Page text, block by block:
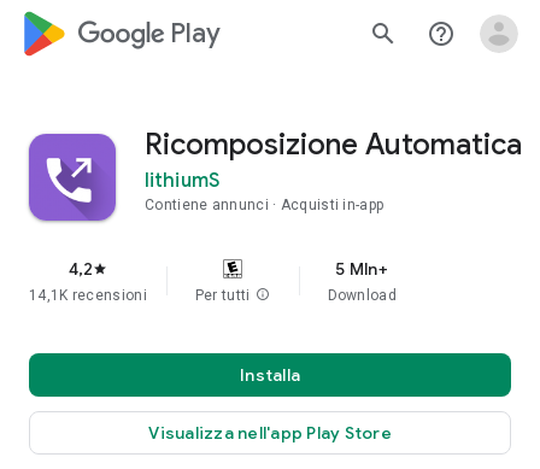
google_logo Play search help_outline
Ricomposizione Automatica
lithiumS
Contiene annunci Acquisti in-app
4,2star
14,1K recensioni Per tutti info
5 Mln+
Download
Installa
Visualizza nell'app Play Store